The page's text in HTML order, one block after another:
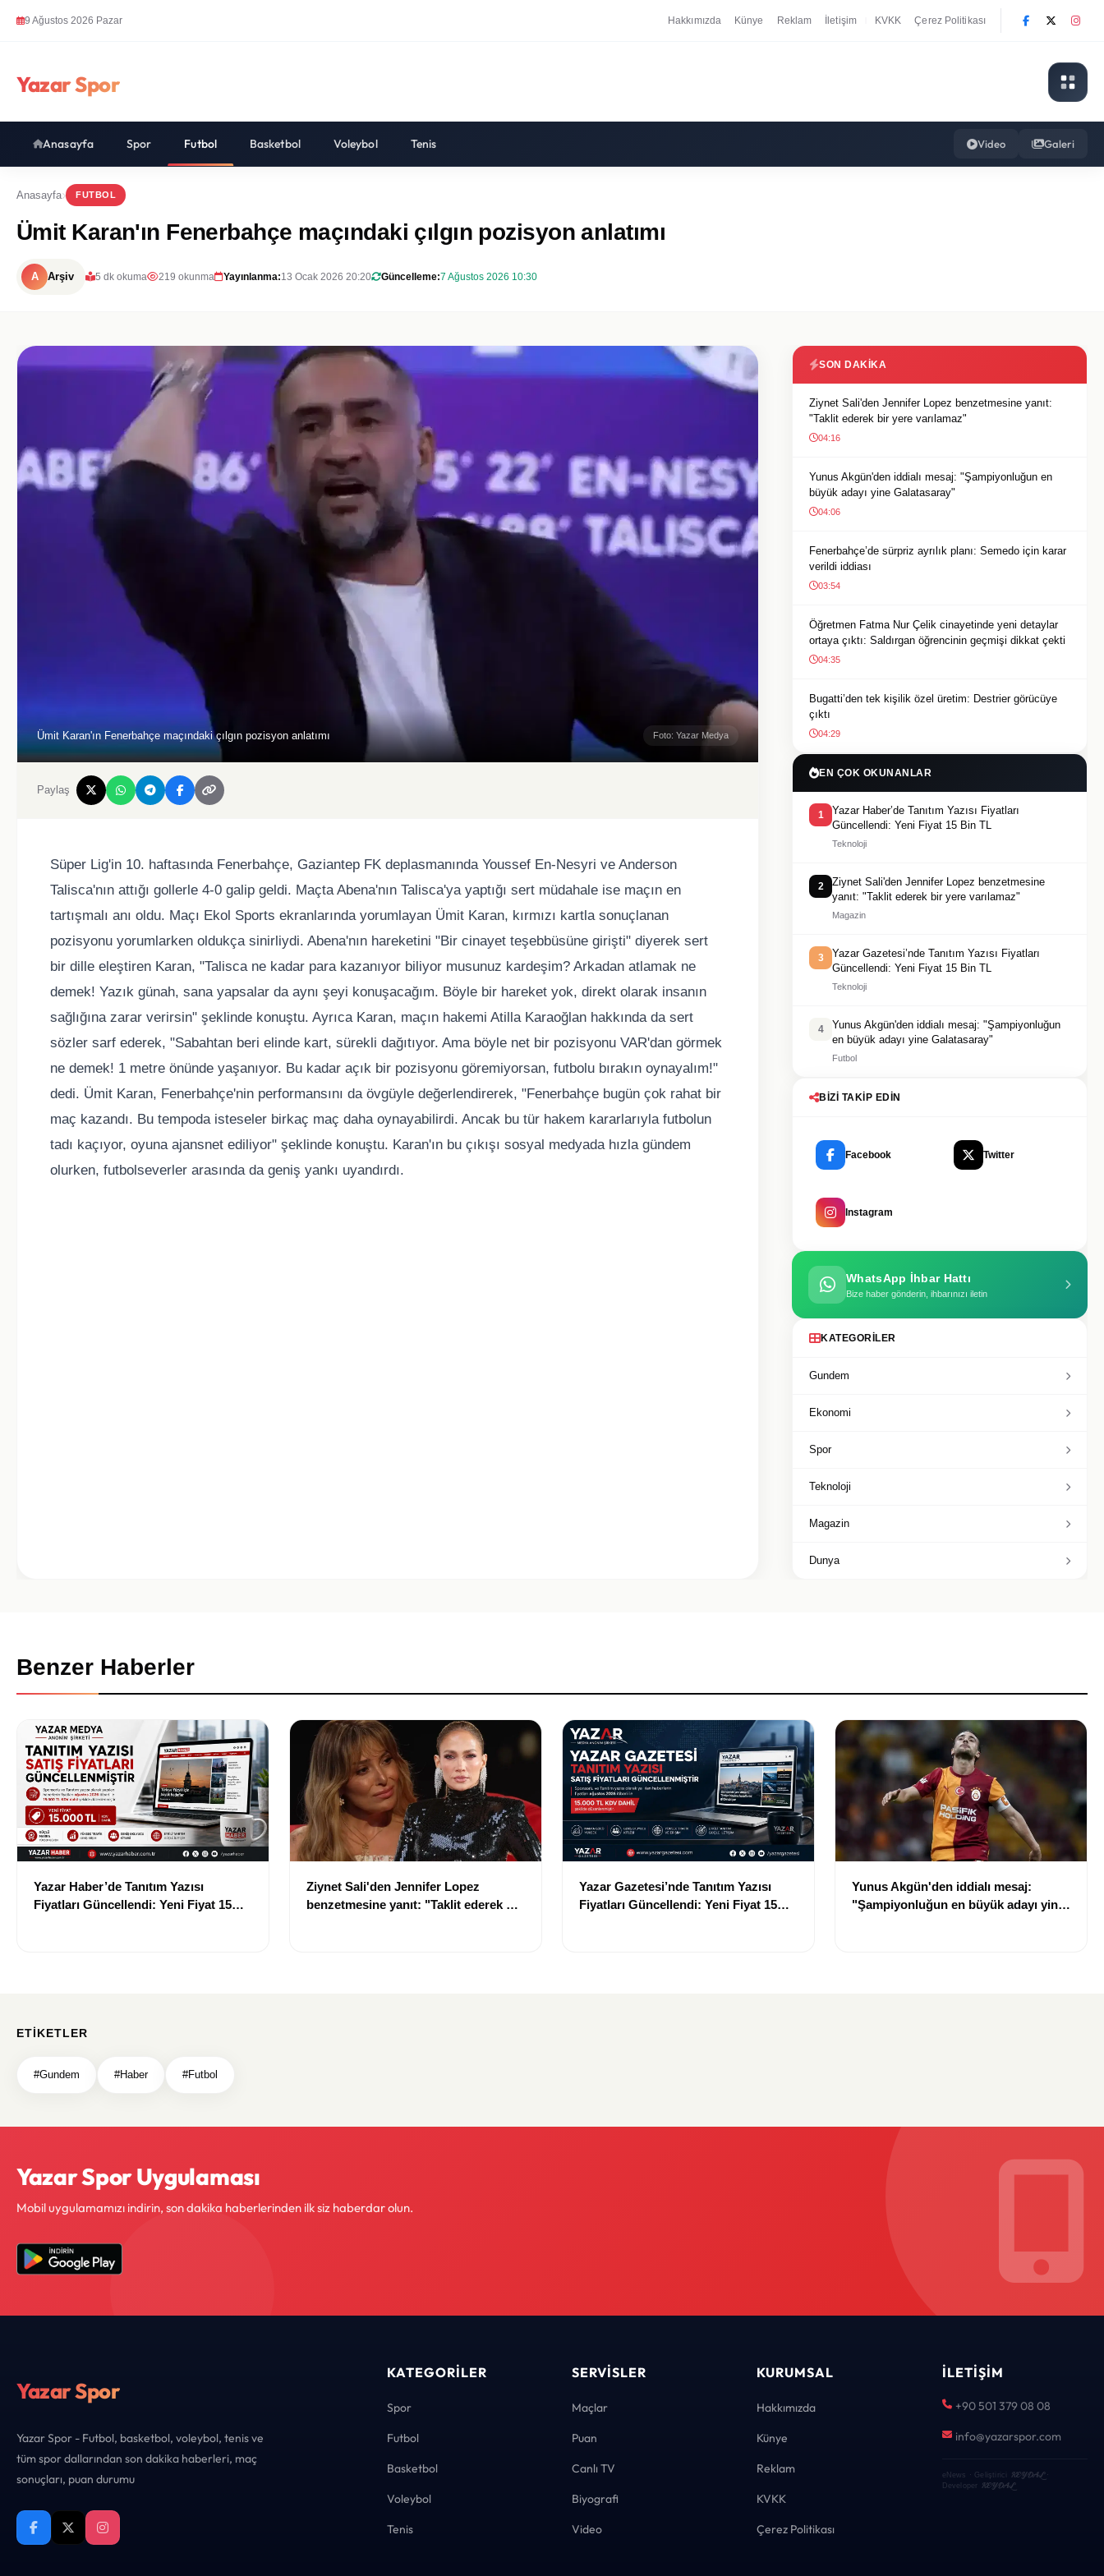
9 Ağustos 2026 Pazar Hakkımızda Künye Reklam İletişim KVKK Çerez Politikası
Yazar Spor
Anasayfa Spor Futbol Basketbol Voleybol Tenis Video Galeri
Anasayfa FUTBOL
Ümit Karan'ın Fenerbahçe maçındaki çılgın pozisyon anlatımı
A Arşiv 5 dk okuma 219 okunma Yayınlanma:13 Ocak 2026 20:20 Güncelleme:7 Ağustos 2026 10:30
Ümit Karan'ın Fenerbahçe maçındaki çılgın pozisyon anlatımı Foto: Yazar Medya
Paylaş
Süper Lig'in 10. haftasında Fenerbahçe, Gaziantep FK deplasmanında Youssef En-Nesyri ve Anderson
Talisca'nın attığı gollerle 4-0 galip geldi. Maçta Abena'nın Talisca'ya yaptığı sert müdahale ise maçın en
tartışmalı anı oldu. Maçı Ekol Sports ekranlarında yorumlayan Ümit Karan, kırmızı kartla sonuçlanan
pozisyonu yorumlarken oldukça sinirliydi. Abena'nın hareketini "Bir cinayet teşebbüsüne girişti" diyerek sert
bir dille eleştiren Karan, "Talisca ne kadar para kazanıyor biliyor musunuz kardeşim? Arkadan atlamak ne
demek! Yazık günah, sana yapsalar da aynı şeyi konuşacağım. Böyle bir hareket yok, direkt olarak insanın
sağlığına zarar verirsin" şeklinde konuştu. Ayrıca Karan, maçın hakemi Atilla Karaoğlan hakkında da sert
sözler sarf ederek, "Sabahtan beri elinde kart, sürekli dağıtıyor. Ama böyle net bir pozisyonu VAR'dan görmek
ne demek! 1 metre önünde yaşanıyor. Bu kadar açık bir pozisyonu göremiyorsan, futbolu bırakın oynayalım!"
dedi. Ümit Karan, Fenerbahçe'nin performansını da övgüyle değerlendirerek, "Fenerbahçe bugün çok rahat bir
maç kazandı. Bu tempoda isteseler birkaç maç daha oynayabilirdi. Ancak bu tür hakem kararlarıyla futbolun
tadı kaçıyor, oyuna ajansnet ediliyor" şeklinde konuştu. Karan'ın bu çıkışı sosyal medyada hızla gündem
olurken, futbolseverler arasında da geniş yankı uyandırdı.
SON DAKIKA
Ziynet Sali'den Jennifer Lopez benzetmesine yanıt:
"Taklit ederek bir yere varılamaz"
04:16
Yunus Akgün'den iddialı mesaj: "Şampiyonluğun en
büyük adayı yine Galatasaray"
04:06
Fenerbahçe’de sürpriz ayrılık planı: Semedo için karar
verildi iddiası
03:54
Öğretmen Fatma Nur Çelik cinayetinde yeni detaylar
ortaya çıktı: Saldırgan öğrencinin geçmişi dikkat çekti
04:35
Bugatti’den tek kişilik özel üretim: Destrier görücüye
çıktı
04:29
EN ÇOK OKUNANLAR
1
Yazar Haber’de Tanıtım Yazısı Fiyatları
Güncellendi: Yeni Fiyat 15 Bin TL
Teknoloji
2
Ziynet Sali'den Jennifer Lopez benzetmesine
yanıt: "Taklit ederek bir yere varılamaz"
Magazin
3
Yazar Gazetesi’nde Tanıtım Yazısı Fiyatları
Güncellendi: Yeni Fiyat 15 Bin TL
Teknoloji
4
Yunus Akgün'den iddialı mesaj: "Şampiyonluğun
en büyük adayı yine Galatasaray"
Futbol
BIZI TAKIP EDIN
Facebook Twitter
Instagram
WhatsApp İhbar Hattı
Bize haber gönderin, ihbarınızı iletin
KATEGORILER
Gundem
Ekonomi
Spor
Teknoloji
Magazin
Dunya
Benzer Haberler
Yazar Haber’de Tanıtım Yazısı
Fiyatları Güncellendi: Yeni Fiyat 15
Ziynet Sali'den Jennifer Lopez
benzetmesine yanıt: "Taklit ederek bir
Yazar Gazetesi’nde Tanıtım Yazısı
Fiyatları Güncellendi: Yeni Fiyat 15
Yunus Akgün'den iddialı mesaj:
"Şampiyonluğun en büyük adayı yine
ETIKETLER
#Gundem #Haber #Futbol
Yazar Spor Uygulaması
Mobil uygulamamızı indirin, son dakika haberlerinden ilk siz haberdar olun.
Yazar Spor
Yazar Spor - Futbol, basketbol, voleybol, tenis ve
tüm spor dallarından son dakika haberleri, maç
sonuçları, puan durumu
KATEGORILER
Spor
Futbol
Basketbol
Voleybol
Tenis
SERVISLER
Maçlar
Puan
Canlı TV
Biyografi
Video
KURUMSAL
Hakkımızda
Künye
Reklam
KVKK
Çerez Politikası
İLETIŞIM
+90 501 379 08 08
info@yazarspor.com
eNews · Geliştirici KEYDAL·
Developer KEYDAL